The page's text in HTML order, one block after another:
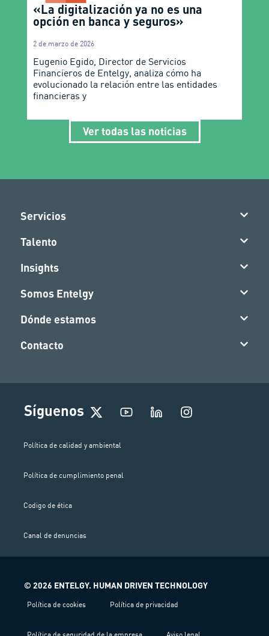
«La digitalización ya no es una
opción en banca y seguros»
2 de marzo de 2026
Eugenio Egido, Director de Servicios
Financieros de Entelgy, analiza cómo ha
evolucionado la relación entre las entidades
financieras y
Ver todas las noticias
Servicios
Talento
Insights
Somos Entelgy
Dónde estamos
Contacto
Síguenos
I
n
Política de calidad y ambiental
Política de cumplimiento penal
Codigo de ética
Canal de denuncias
© 2026 ENTELGY. HUMAN DRIVEN TECHNOLOGY
Política de cookies Política de privacidad